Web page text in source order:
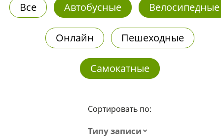
Все Автобусные Велосипедные
Онлайн Пешеходные
Самокатные
Сортировать по:
Типу записи